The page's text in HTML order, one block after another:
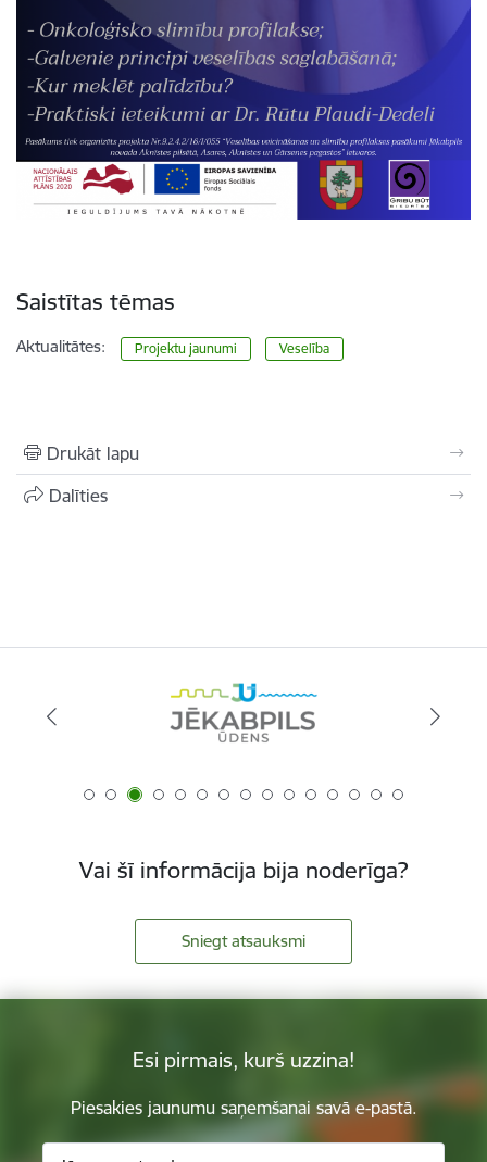
Saistītas tēmas
Aktualitātes: Projektu jaunumi Veselība
Drukāt lapu
Dalīties
Vai šī informācija bija noderīga?
Sniegt atsauksmi
Esi pirmais, kurš uzzina!
Piesakies jaunumu saņemšanai savā e-pastā.